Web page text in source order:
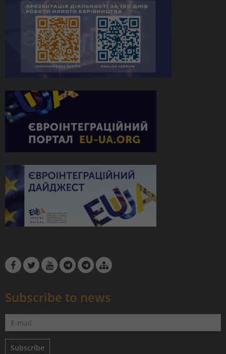
Subscribe to news
Subscribe